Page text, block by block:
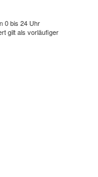
0 bis 24 Uhr
gilt als vorläufiger